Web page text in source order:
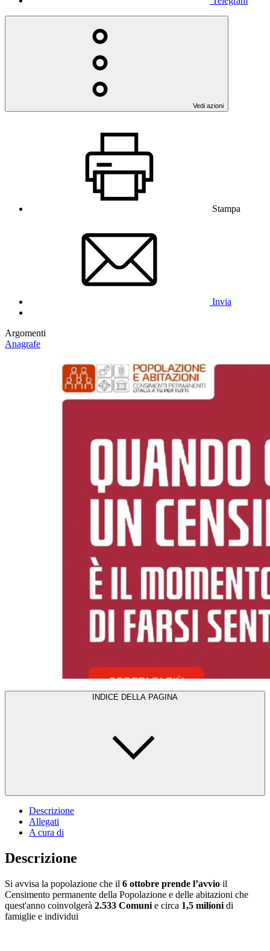
Vedi azioni
Stampa
Invia
Argomenti
Anagrafe
INDICE DELLA PAGINA
Descrizione
Allegati
A cura di
Descrizione
Si avvisa la popolazione che il 6 ottobre prende l’avvio il
Censimento permanente della Popolazione e delle abitazioni che
quest'anno coinvolgerà 2.533 Comuni e circa 1,5 milioni di
famiglie e individui